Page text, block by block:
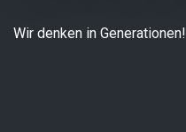
Wir denken in Generationen!